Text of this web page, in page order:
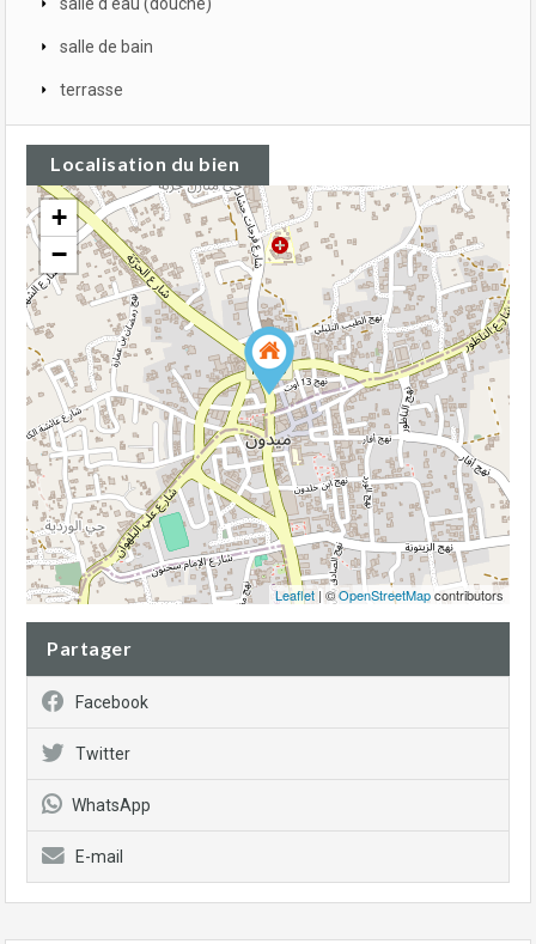
salle de bain
terrasse
Localisation du bien
+
−
Leaflet | ©OpenStreetMapcontributors
Partager
Facebook
Twitter
WhatsApp
E-mail